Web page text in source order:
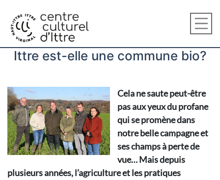
Ittre est-elle une commune bio?
Cela ne saute peut-être
pas aux yeux du profane
qui se promène dans
notre belle campagne et
ses champs à perte de
vue… Mais depuis
plusieurs années, l’agriculture et les pratiques